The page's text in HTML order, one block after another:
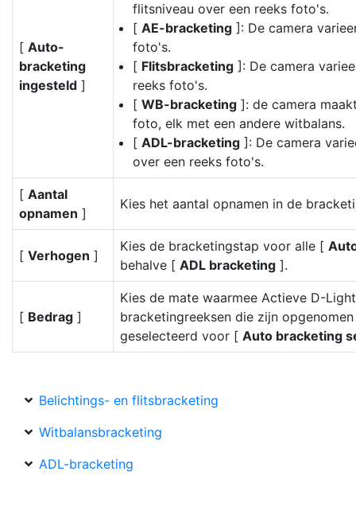
[ Auto-
bracketing
ingesteld ]
flitsniveau over een reeks foto's.
[ AE-bracketing ]: De camera
foto's.
[ Flitsbracketing ]: De camera
reeks foto's.
[ WB-bracketing ]: de camera
foto, elk met een andere witbalans.
[ ADL-bracketing ]: De camera
over een reeks foto's.
[ Aantal
opnamen ]
Kies het aantal opnamen in de
[ Verhogen ]
Kies de bracketingstap voor alle [
behalve [ ADL bracketing ].
[ Bedrag ]
Kies de mate waarmee Actieve D-
bracketingreeksen die zijn
geselecteerd voor [ Auto bracketing
Belichtings- en flitsbracketing
Witbalansbracketing
ADL-bracketing